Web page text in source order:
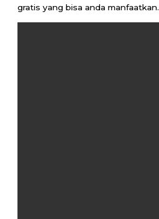
gratis yang bisa anda manfaatkan.